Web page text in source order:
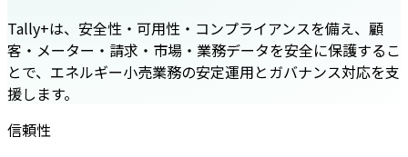
Tally+は、安全性・可用性・コンプライアンスを備え、顧
客・メーター・請求・市場・業務データを安全に保護するこ
とで、エネルギー小売業務の安定運用とガバナンス対応を支
援します。
信頼性